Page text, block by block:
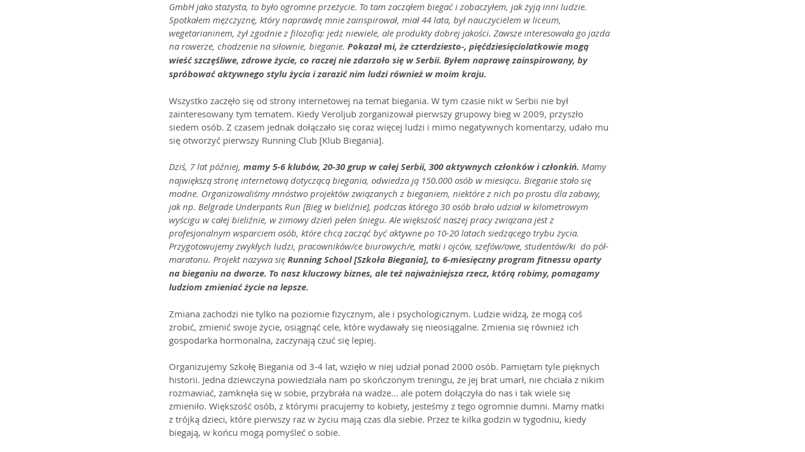
GmbH jako stażysta, to było ogromne przeżycie. To tam zacząłem biegać i zobaczyłem, jak żyją inni ludzie.
Spotkałem mężczyznę, który naprawdę mnie zainspirował, miał 44 lata, był nauczycielem w liceum,
wegetarianinem, żył zgodnie z filozofią: jedz niewiele, ale produkty dobrej jakości. Zawsze interesowała go jazda
na rowerze, chodzenie na siłownie, bieganie. Pokazał mi, że czterdziesto-, pięćdziesięciolatkowie mogą
wieść szczęśliwe, zdrowe życie, co raczej nie zdarzało się w Serbii. Byłem naprawę zainspirowany, by
spróbować aktywnego stylu życia i zarazić nim ludzi również w moim kraju.
Wszystko zaczęło się od strony internetowej na temat biegania. W tym czasie nikt w Serbii nie był
zainteresowany tym tematem. Kiedy Veroljub zorganizował pierwszy grupowy bieg w 2009, przyszło
siedem osób. Z czasem jednak dołączało się coraz więcej ludzi i mimo negatywnych komentarzy, udało mu
się otworzyć pierwszy Running Club [Klub Biegania].
Dziś, 7 lat później, mamy 5-6 klubów, 20-30 grup w całej Serbii, 300 aktywnych członków i członkiń. Mamy
największą stronę internetową dotyczącą biegania, odwiedza ją 150.000 osób w miesiącu. Bieganie stało się
modne. Organizowaliśmy mnóstwo projektów związanych z bieganiem, niektóre z nich po prostu dla zabawy,
jak np. Belgrade Underpants Run [Bieg w bieliźnie], podczas którego 30 osób brało udział w kilometrowym
wyścigu w całej bieliźnie, w zimowy dzień pełen śniegu. Ale większość naszej pracy związana jest z
profesjonalnym wsparciem osób, które chcą zacząć być aktywne po 10-20 latach siedzącego trybu życia.
Przygotowujemy zwykłych ludzi, pracowników/ce biurowych/e, matki i ojców, szefów/owe, studentów/ki  do pół-
maratonu. Projekt nazywa się Running School [Szkoła Biegania], to 6-miesięczny program fitnessu oparty
na bieganiu na dworze. To nasz kluczowy biznes, ale też najważniejsza rzecz, którą robimy, pomagamy
ludziom zmieniać życie na lepsze.
Zmiana zachodzi nie tylko na poziomie fizycznym, ale i psychologicznym. Ludzie widzą, że mogą coś
zrobić, zmienić swoje życie, osiągnąć cele, które wydawały się nieosiągalne. Zmienia się również ich
gospodarka hormonalna, zaczynają czuć się lepiej.
Organizujemy Szkołę Biegania od 3-4 lat, wzięło w niej udział ponad 2000 osób. Pamiętam tyle pięknych
historii. Jedna dziewczyna powiedziała nam po skończonym treningu, że jej brat umarł, nie chciała z nikim
rozmawiać, zamknęła się w sobie, przybrała na wadze... ale potem dołączyła do nas i tak wiele się
zmieniło. Większość osób, z którymi pracujemy to kobiety, jesteśmy z tego ogromnie dumni. Mamy matki
z trójką dzieci, które pierwszy raz w życiu mają czas dla siebie. Przez te kilka godzin w tygodniu, kiedy
biegają, w końcu mogą pomyśleć o sobie.